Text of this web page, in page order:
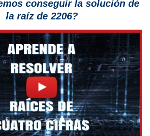
conseguir la solución de
la raíz de 2206?